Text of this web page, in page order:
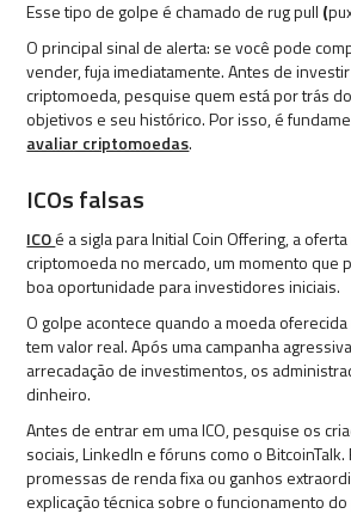
Esse tipo de golpe é chamado de rug pull (
O principal sinal de alerta: se você pode
vender, fuja imediatamente. Antes de
criptomoeda, pesquise quem está por trás
objetivos e seu histórico. Por isso, é
avaliar criptomoedas.
ICOs falsas
ICOé a sigla para Initial Coin Offering, a
criptomoeda no mercado, um momento que
boa oportunidade para investidores iniciais.
O golpe acontece quando a moeda
tem valor real. Após uma campanha
arrecadação de investimentos, os
dinheiro.
Antes de entrar em uma ICO, pesquise os
sociais, LinkedIn e fóruns como o
promessas de renda fixa ou ganhos
explicação técnica sobre o funcionamento